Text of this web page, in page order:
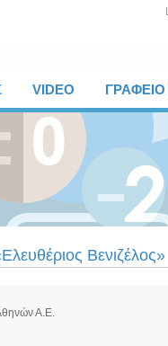
VIDEO
Βενιζέλος»
Α.Ε.